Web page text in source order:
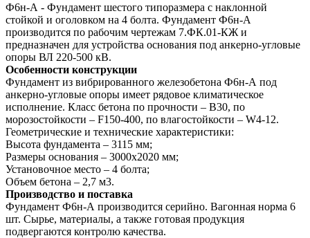
Ф6н-А - Фундамент шестого типоразмера с наклонной
стойкой и оголовком на 4 болта. Фундамент Ф6н-А
производится по рабочим чертежам 7.ФК.01-КЖ и
предназначен для устройства основания под анкерно-угловые
опоры ВЛ 220-500 кВ.
Особенности конструкции
Фундамент из вибрированного железобетона Ф6н-А под
анкерно-угловые опоры имеет рядовое климатическое
исполнение. Класс бетона по прочности – В30, по
морозостойкости – F150-400, по влагостойкости – W4-12.
Геометрические и технические характеристики:
Высота фундамента – 3115 мм;
Размеры основания – 3000х2020 мм;
Установочное место – 4 болта;
Объем бетона – 2,7 м3.
Производство и поставка
Фундамент Ф6н-А производится серийно. Вагонная норма 6
шт. Сырье, материалы, а также готовая продукция
подвергаются контролю качества.